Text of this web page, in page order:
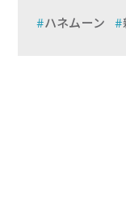
ハネムーン